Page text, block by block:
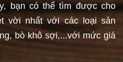
bạn có thể tìm được cho
vời nhất với các loại sản
bò khô sợi,...với mức giá